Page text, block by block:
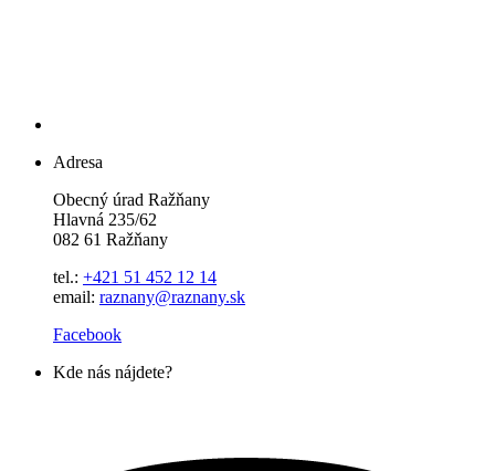
Adresa
Obecný úrad Ražňany
Hlavná 235/62
082 61 Ražňany
tel.: +421 51 452 12 14
email: raznany@raznany.sk
Facebook
Kde nás nájdete?